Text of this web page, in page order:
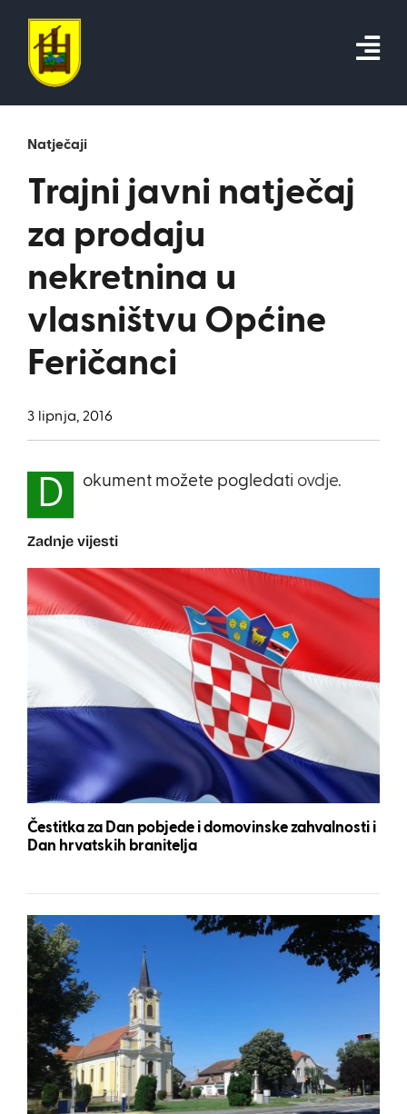
content
Natječaji
Trajni javni natječaj
za prodaju
nekretnina u
vlasništvu Općine
Feričanci
3 lipnja, 2016
D okument možete pogledati ovdje.
Zadnje vijesti
Čestitka za Dan pobjede i domovinske zahvalnosti i
Dan hrvatskih branitelja